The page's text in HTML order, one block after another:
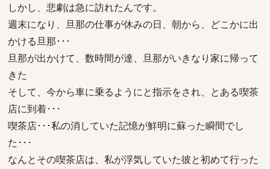
しかし、悲劇は急に訪れたんです。
週末になり、旦那の仕事が休みの日、朝から、どこかに出
かける旦那･･･
旦那が出かけて、数時間が達、旦那がいきなり家に帰って
きた
そして、今から車に乗るようにと指示をされ、とある喫茶
店に到着･･･
喫茶店･･･私の消していた記憶が鮮明に蘇った瞬間でし
た･･･
なんとその喫茶店は、私が浮気していた彼と初めて行った